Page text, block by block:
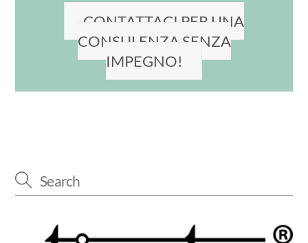
CONTATTACI PER UNA
CONSULENZA SENZA
IMPEGNO!